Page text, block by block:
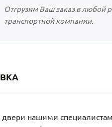
Отгрузим Ваш заказ в любой
транспортной компании.
двери нашими